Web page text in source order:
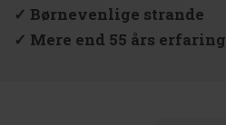
✓ Børnevenlige strande
✓ Mere end 55 års erfaring